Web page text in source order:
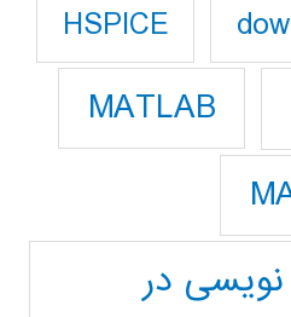
HSPICE
MATLAB
نویسی در